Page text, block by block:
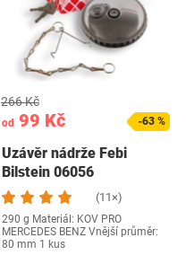
od 99 Kč
266 Kč
-63 %
Uzávěr nádrže Febi
Bilstein 06056
(11×)
290 g Materiál: KOV PRO
MERCEDES BENZ Vnější průměr:
80 mm 1 kus